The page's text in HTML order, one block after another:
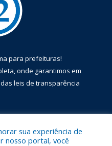
para prefeituras!
onde garantimos em
leis de transparência
sua experiência de
nosso portal, você